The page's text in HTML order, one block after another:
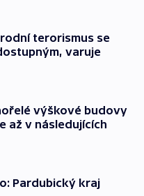
terorismus se
varuje
výškové budovy
až v následujících
Pardubický kraj